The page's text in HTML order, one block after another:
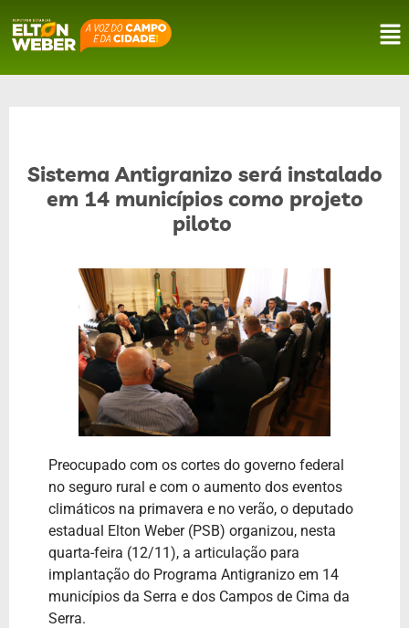
Sistema Antigranizo será instalado
em 14 municípios como projeto
piloto
Preocupado com os cortes do governo federal
no seguro rural e com o aumento dos eventos
climáticos na primavera e no verão, o deputado
estadual Elton Weber (PSB) organizou, nesta
quarta-feira (12/11), a articulação para
implantação do Programa Antigranizo em 14
municípios da Serra e dos Campos de Cima da
Serra.